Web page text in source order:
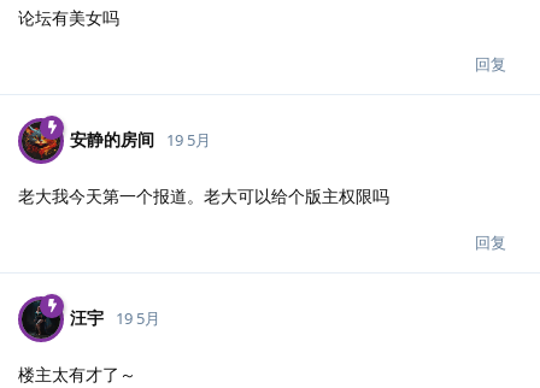
论坛有美女吗
回复
安静的房间 19 5月
老大我今天第一个报道。老大可以给个版主权限吗
回复
汪宇 19 5月
楼主太有才了～